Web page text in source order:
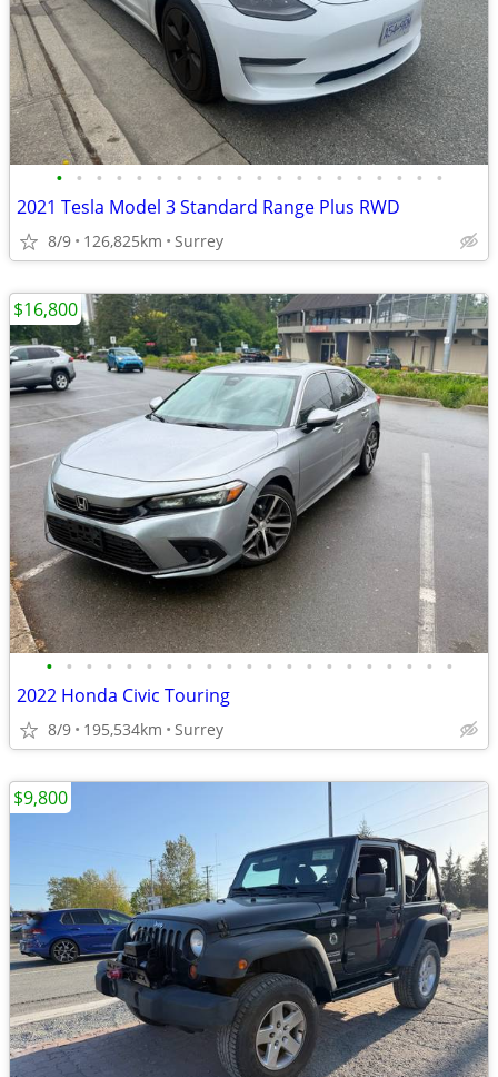
• • • • • • • • • • • • • • • • • • • •
2021 Tesla Model 3 Standard Range Plus RWD
8/9 126,825km Surrey
• • • • • • • • • • • • • • • • • • • • •
2022 Honda Civic Touring
8/9 195,534km Surrey
$16,800
$9,800